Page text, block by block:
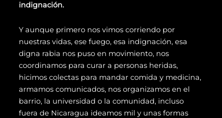
indignación.
Y aunque primero nos vimos corriendo por
nuestras vidas, ese fuego, esa indignación, esa
digna rabia nos puso en movimiento, nos
coordinamos para curar a personas heridas,
hicimos colectas para mandar comida y medicina,
armamos comunicados, nos organizamos en el
barrio, la universidad o la comunidad, incluso
fuera de Nicaragua ideamos mil y unas formas